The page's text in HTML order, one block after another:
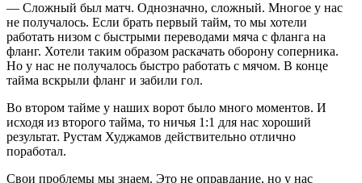
— Сложный был матч. Однозначно, сложный. Многое у нас
не получалось. Если брать первый тайм, то мы хотели
работать низом с быстрыми переводами мяча с фланга на
фланг. Хотели таким образом раскачать оборону соперника.
Но у нас не получалось быстро работать с мячом. В конце
тайма вскрыли фланг и забили гол.
Во втором тайме у наших ворот было много моментов. И
исходя из второго тайма, то ничья 1:1 для нас хороший
результат. Рустам Худжамов действительно отлично
поработал.
Свои проблемы мы знаем. Это не оправдание, но у нас